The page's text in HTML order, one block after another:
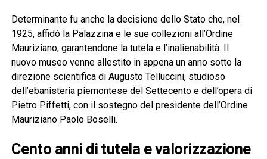
Determinante fu anche la decisione dello Stato che, nel
1925, affidò la Palazzina e le sue collezioni all’Ordine
Mauriziano, garantendone la tutela e l’inalienabilità. Il
nuovo museo venne allestito in appena un anno sotto la
direzione scientifica di Augusto Telluccini, studioso
dell’ebanisteria piemontese del Settecento e dell’opera di
Pietro Piffetti, con il sostegno del presidente dell’Ordine
Mauriziano Paolo Boselli.
Cento anni di tutela e valorizzazione